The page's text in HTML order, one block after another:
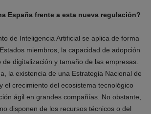
España frente a esta nueva regulación?
de Inteligencia Artificial se aplica de forma
miembros, la capacidad de adopción
digitalización y tamaño de las empresas.
la existencia de una Estrategia Nacional de
el crecimiento del ecosistema tecnológico
ágil en grandes compañías. No obstante,
disponen de los recursos técnicos o del